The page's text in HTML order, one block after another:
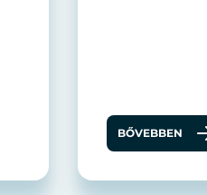
BŐVEBBEN